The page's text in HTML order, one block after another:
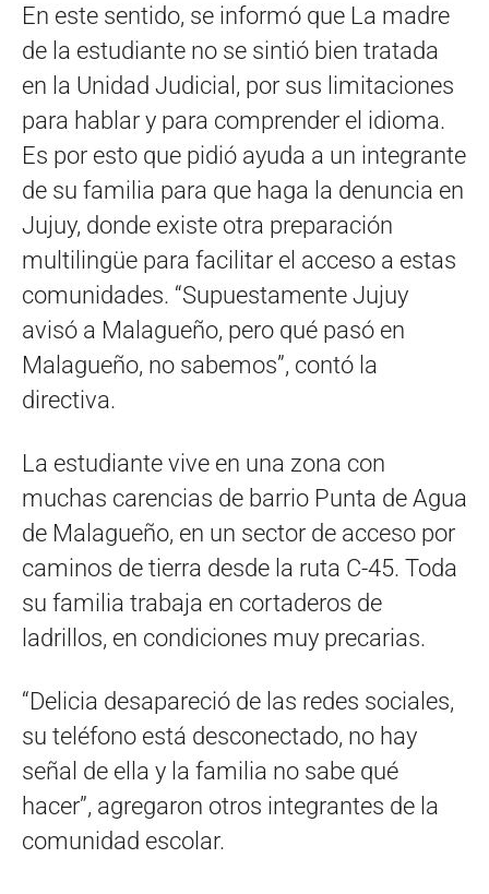
En este sentido, se informó que La madre
de la estudiante no se sintió bien tratada
en la Unidad Judicial, por sus limitaciones
para hablar y para comprender el idioma.
Es por esto que pidió ayuda a un integrante
de su familia para que haga la denuncia en
Jujuy, donde existe otra preparación
multilingüe para facilitar el acceso a estas
comunidades. “Supuestamente Jujuy
avisó a Malagueño, pero qué pasó en
Malagueño, no sabemos”, contó la
directiva.
La estudiante vive en una zona con
muchas carencias de barrio Punta de Agua
de Malagueño, en un sector de acceso por
caminos de tierra desde la ruta C-45. Toda
su familia trabaja en cortaderos de
ladrillos, en condiciones muy precarias.
“Delicia desapareció de las redes sociales,
su teléfono está desconectado, no hay
señal de ella y la familia no sabe qué
hacer”, agregaron otros integrantes de la
comunidad escolar.